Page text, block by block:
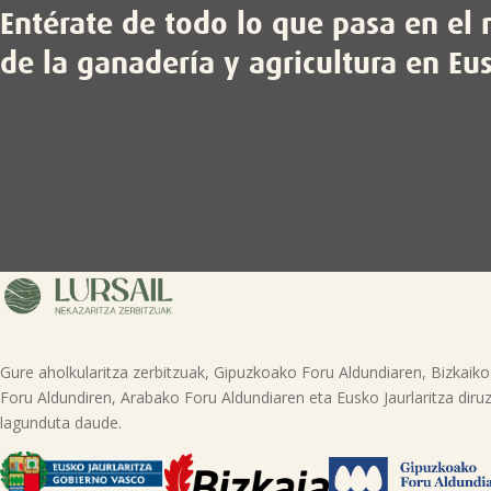
Entérate de todo lo que pasa en el
de la ganadería y agricultura en
Gure aholkularitza zerbitzuak, Gipuzkoako Foru Aldundiaren, Bizkaiko
Foru Aldundiren, Arabako Foru Aldundiaren eta Eusko Jaurlaritza
lagunduta daude.